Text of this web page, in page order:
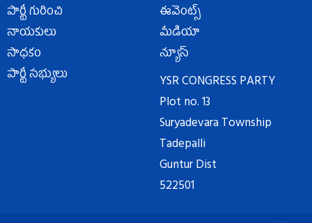
పార్టీ గురించి
నాయకులు
సాధకం
పార్టీ సభ్యులు
ఈవెంట్స్
మీడియా
న్యూస్
YSR CONGRESS PARTY
Plot no. 13
Suryadevara Township
Tadepalli
Guntur Dist
522501